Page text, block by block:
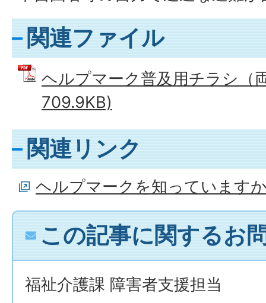
関連ファイル
ヘルプマーク普及用チラシ（
709.9KB)
関連リンク
ヘルプマークを知っています
この記事に関するお
福祉介護課 障害者支援担当